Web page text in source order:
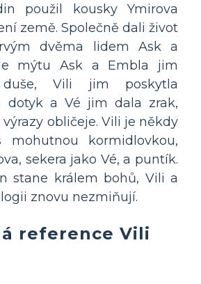
použil kousky Ymirova
země. Společně dali život
dvěma lidem Ask a
mýtu Ask a Embla jim
Vili jim poskytla
dotyk a Vé jim dala zrak,
výrazy obličeje. Vili je někdy
mohutnou kormidlovkou,
sekera jako Vé, a puntík.
stane králem bohů, Vili a
znovu nezmiňují.
reference Vili